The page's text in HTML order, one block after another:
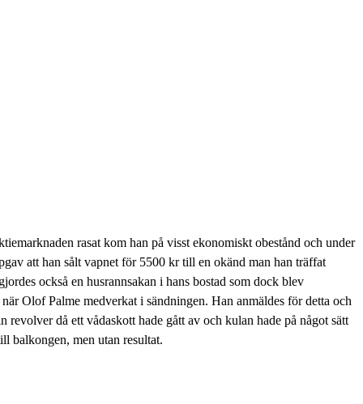
rasat kom han på visst ekonomiskt obestånd och under
att han sålt vapnet för 5500 kr till en okänd man han träffat
också en husrannsakan i hans bostad som dock blev
Olof Palme medverkat i sändningen. Han anmäldes för detta och
då ett vådaskott hade gått av och kulan hade på något sätt
balkongen, men utan resultat.